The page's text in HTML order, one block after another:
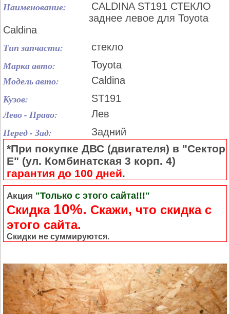
Наименование:
CALDINA ST191 СТЕКЛО
заднее левое для Toyota
Caldina
Тип запчасти: стекло
Марка авто: Toyota
Модель авто: Caldina
Кузов: ST191
Лево - Право: Лев
Перед - Зад: Задний
*При покупке ДВС (двигателя) в "Сектор
Е" (ул. Комбинатская 3 корп. 4)
гарантия до 100 дней.
Акция "Только с этого сайта!!!"
Скидка 10%. Cкажи, что скидка с
этого сайта.
Скидки не суммируются.